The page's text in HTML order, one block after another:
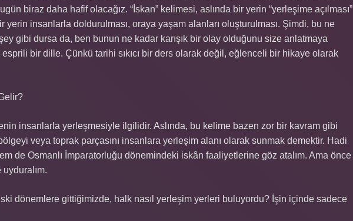
biraz daha hafif olacağız. “İskan” kelimesi, aslında bir yerin “yerleşime açılması”
yerin insanlarla doldurulması, oraya yaşam alanları oluşturulması. Şimdi, bu ne
gibi dursa da, ben bunun ne kadar karışık bir olay olduğunu size anlatmaya
esprili bir dille. Çünkü tarihi sıkıcı bir ders olarak değil, eğlenceli bir hikaye olarak
insanlarla yerleşmesiyle ilgilidir. Aslında, bu kelime bazen zor bir kavram gibi
veya toprak parçasını insanlara yerleşim alanı olarak sunmak demektir. Hadi
de Osmanlı İmparatorluğu dönemindeki iskân faaliyetlerine göz atalım. Ama önce
dönemlere gittiğimizde, halk nasıl yerleşim yerleri buluyordu? İşin içinde sadece